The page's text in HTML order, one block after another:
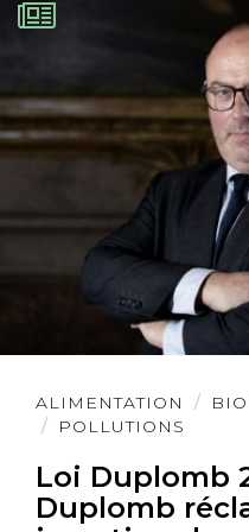
ALIMENTATION
POLLUTIONS
Loi Duplomb
Duplomb
Lire
l'article